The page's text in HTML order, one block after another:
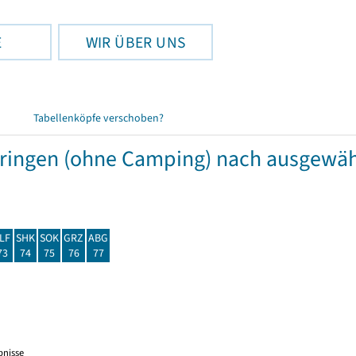
WIR ÜBER UNS
Tabellenköpfe verschoben?
(ohne Camping) nach
SHK
74
SOK
75
GRZ
76
ABG
77